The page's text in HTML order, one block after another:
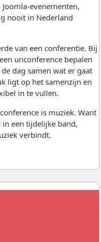
evenementen,
nooit in Nederland
van een conferentie. Bij
unconference bepalen
dag samen wat er gaat
ligt op het samenzijn en
in te vullen.
is muziek. Want
een tijdelijke band,
verbindt.